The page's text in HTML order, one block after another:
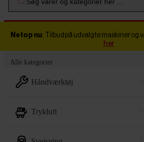
Netop nu: Tilbud på udvalgte maskiner og
her
Alle kategorier
håndværktøj
trykluft